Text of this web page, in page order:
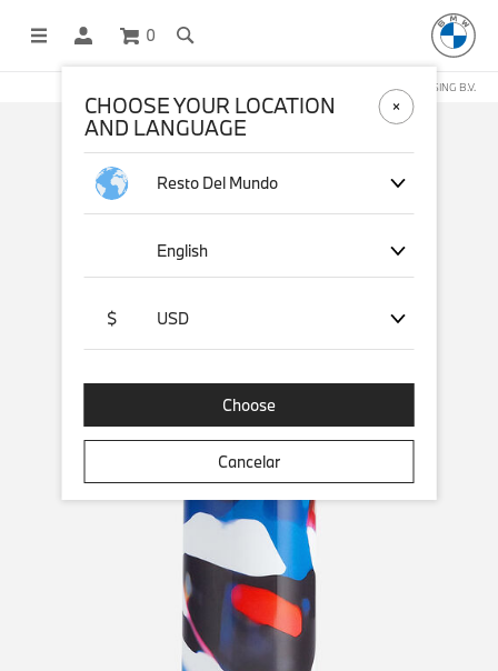
0
COMPRAS EN LÍNEA OPERADAS POR STICHD SPORTSMERCHANDISING B.V.
CHOOSE YOUR LOCATION
AND LANGUAGE
Resto Del Mundo
English
$ USD
Choose
Cancelar